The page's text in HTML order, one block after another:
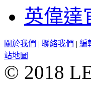
英偉達
關於我們 | 聯絡我們 | 編
站地圖
© 2018